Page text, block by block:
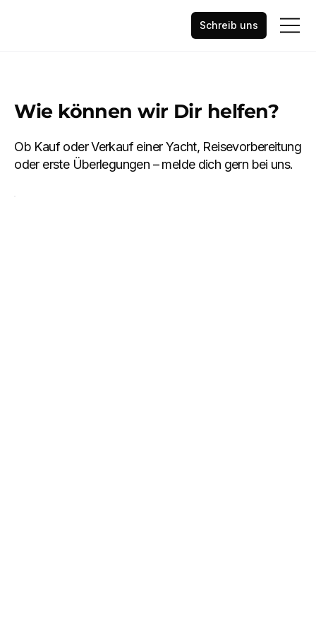
Schreib uns
Wie können wir Dir helfen?
Ob Kauf oder Verkauf einer Yacht, Reisevorbereitung
oder erste Überlegungen – melde dich gern bei uns.